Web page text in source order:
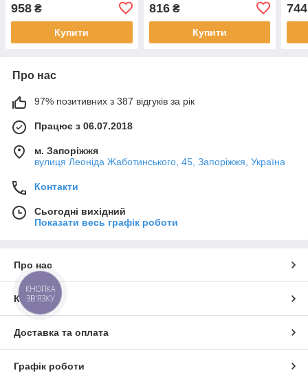
958 ₴
Купити
816₴
Купити
744
Про нас
97% позитивних з 387 відгуків за рік
Працює з 06.07.2018
м. Запоріжжя
вулиця Леоніда Жаботинського, 45, Запоріжжя, Україна
Контакти
Сьогодні вихідний
Показати весь графік роботи
Про нас
Контакти
Доставка та оплата
Графік роботи
КНОПКА
ЗВ'ЯЗКУ